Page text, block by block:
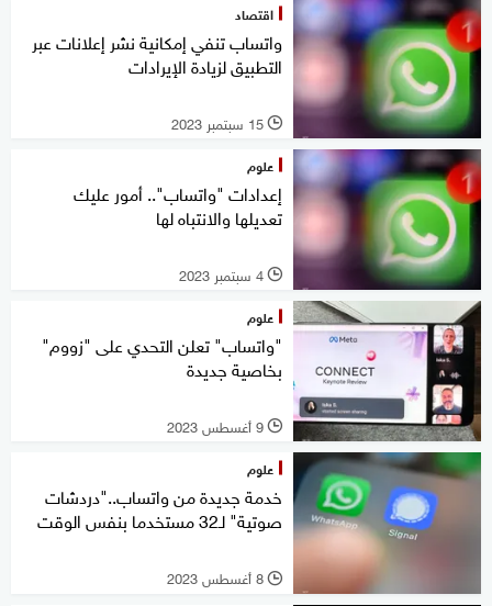
اقتصاد
واتساب تنفي إمكانية نشر إعلانات عبر
التطبيق لزيادة الإيرادات
l 15 سبتمبر 2023
علوم
إعدادات "واتساب".. أمور عليك
تعديلها والانتباه لها
l 4 سبتمبر 2023
علوم
"واتساب" تعلن التحدي على "زووم"
بخاصية جديدة
l 9 أغسطس 2023
علوم
خدمة جديدة من واتساب.."دردشات
صوتية" لـ32 مستخدما بنفس الوقت
l 8 أغسطس 2023